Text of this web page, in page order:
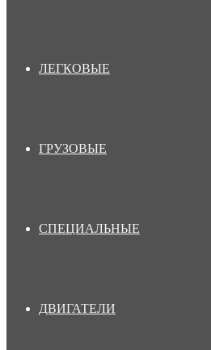
ЛЕГКОВЫЕ
ГРУЗОВЫЕ
СПЕЦИАЛЬНЫЕ
ДВИГАТЕЛИ